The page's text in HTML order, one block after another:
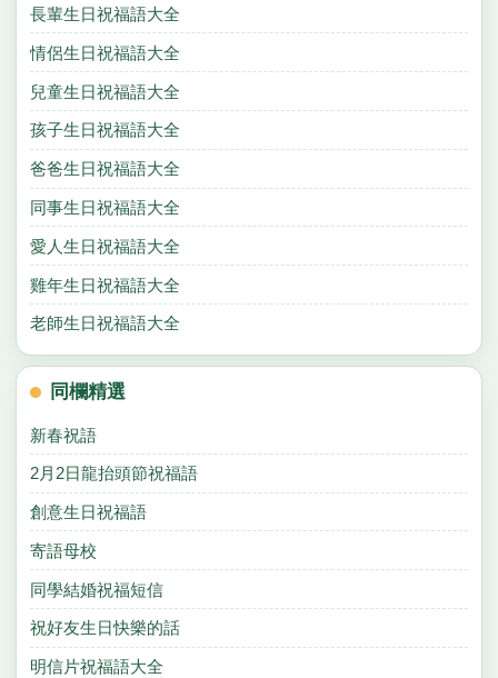
長輩生日祝福語大全
情侶生日祝福語大全
兒童生日祝福語大全
孩子生日祝福語大全
爸爸生日祝福語大全
同事生日祝福語大全
愛人生日祝福語大全
雞年生日祝福語大全
老師生日祝福語大全
同欄精選
新春祝語
2月2日龍抬頭節祝福語
創意生日祝福語
寄語母校
同學結婚祝福短信
祝好友生日快樂的話
明信片祝福語大全